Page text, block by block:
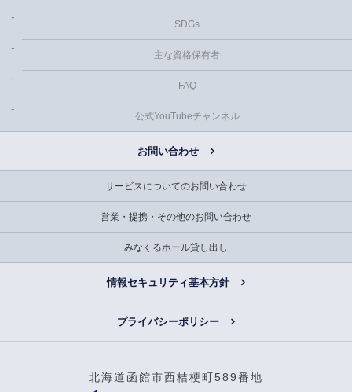
SDGs
主な資格保有者
FAQ
公式YouTubeチャンネル
お問い合わせ
サービスについてのお問い合わせ
営業・提携・その他のお問い合わせ
みなくるホール貸し出し
情報セキュリティ基本方針
プライバシーポリシー
北海道函館市西桔梗町589番地